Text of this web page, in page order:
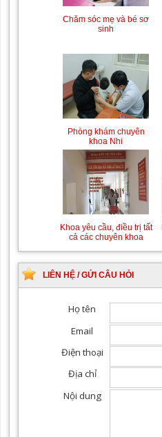
Chăm sóc mẹ và bé sơ
sinh
Phòng khám chuyên
khoa Nhi
Khoa yêu cầu, điều trị tất
cả các chuyên khoa
LIÊN HỆ / GỬI CÂU HỎI